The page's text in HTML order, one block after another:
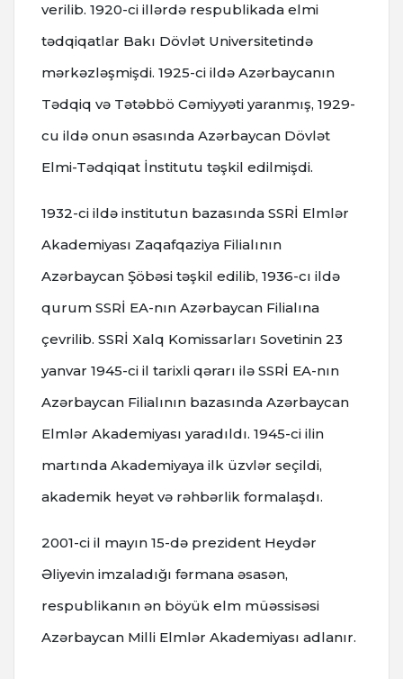
verilib. 1920-ci illərdə respublikada elmi
tədqiqatlar Bakı Dövlət Universitetində
mərkəzləşmişdi. 1925-ci ildə Azərbaycanın
Tədqiq və Tətəbbö Cəmiyyəti yaranmış, 1929-
cu ildə onun əsasında Azərbaycan Dövlət
Elmi-Tədqiqat İnstitutu təşkil edilmişdi.
1932-ci ildə institutun bazasında SSRİ Elmlər
Akademiyası Zaqafqaziya Filialının
Azərbaycan Şöbəsi təşkil edilib, 1936-cı ildə
qurum SSRİ EA-nın Azərbaycan Filialına
çevrilib. SSRİ Xalq Komissarları Sovetinin 23
yanvar 1945-ci il tarixli qərarı ilə SSRİ EA-nın
Azərbaycan Filialının bazasında Azərbaycan
Elmlər Akademiyası yaradıldı. 1945-ci ilin
martında Akademiyaya ilk üzvlər seçildi,
akademik heyət və rəhbərlik formalaşdı.
2001-ci il mayın 15-də prezident Heydər
Əliyevin imzaladığı fərmana əsasən,
respublikanın ən böyük elm müəssisəsi
Azərbaycan Milli Elmlər Akademiyası adlanır.